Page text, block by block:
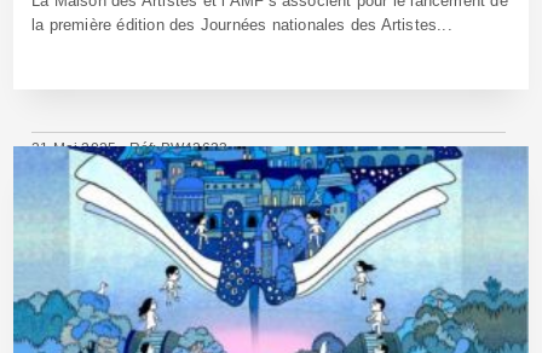
la première édition des Journées nationales des Artistes...
21 Mai 2025 - Réf: BW42633